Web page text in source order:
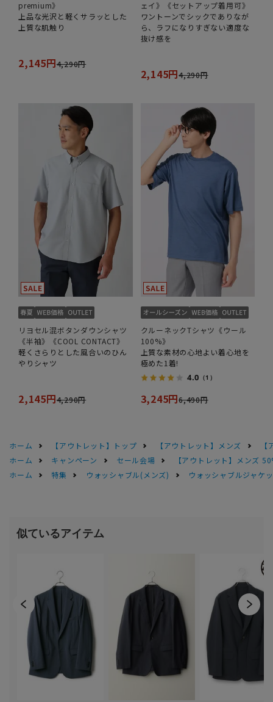
premium》
上品な光沢と軽くサラッとした
上質な肌触り
2,145円4,290円
ェイ》《セットアップ着用可》
ワントーンでシックでありなが
ら、ラフになりすぎない適度な
抜け感を
2,145円4,290円
リヨセル混ボタンダウンシャツ
《半袖》《COOL CONTACT》
軽くさらりとした風合いのひん
やりシャツ
2,145円4,290円
クルーネックTシャツ《ウール
100%》
上質な素材の心地よい着心地を
極めた1着!
4.0 （1）
3,245円6,490円
ホーム 【アウトレット】トップ 【アウトレット】メンズ
ホーム
キャンペーン セール会場
【アウトレット】メンズ
ホーム
特集 ウォッシャブル(メンズ) ウォッシャブルジャケ